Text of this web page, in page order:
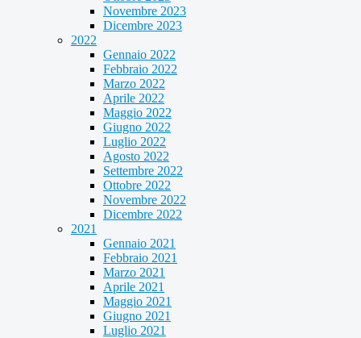
Novembre 2023
Dicembre 2023
2022
Gennaio 2022
Febbraio 2022
Marzo 2022
Aprile 2022
Maggio 2022
Giugno 2022
Luglio 2022
Agosto 2022
Settembre 2022
Ottobre 2022
Novembre 2022
Dicembre 2022
2021
Gennaio 2021
Febbraio 2021
Marzo 2021
Aprile 2021
Maggio 2021
Giugno 2021
Luglio 2021